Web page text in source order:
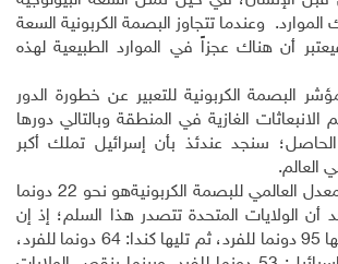
وعندما تتجاوز البصمة الكربونية السعة
فيعتبر أن هناك عجزاً في الموارد الطبيعية لهذه
البصمة الكربونية للتعبير عن خطورة الدور
الانبعاثات الغازية في المنطقة وبالتالي دورها
سنجد عندئذ بأن إسرائيل تملك أكبر
العالم.
ولو علمنا أيضا أن المعدل العالمي للبصمة الكربونيةهو نحو 22 دونما
أن الولايات المتحدة تتصدر هذا السلم؛ إذ إن
البصمة الكربونية لديها 95 دونما للفرد، ثم تليها كندا: 64 دونما للفرد،